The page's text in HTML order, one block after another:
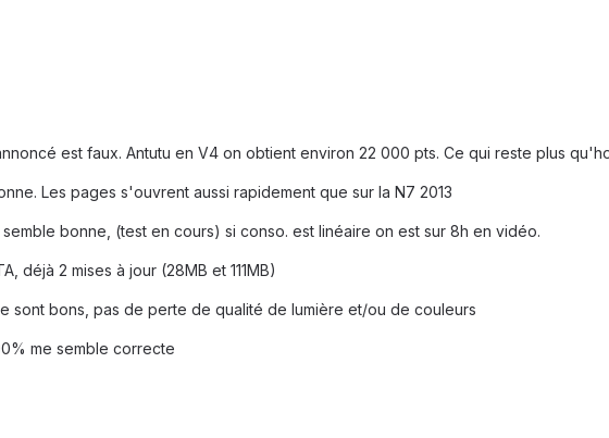
est faux. Antutu en V4 on obtient environ 22 000 pts. Ce qui reste plus
Les pages s'ouvrent aussi rapidement que sur la N7 2013
bonne, (test en cours) si conso. est linéaire on est sur 8h en vidéo.
déjà 2 mises à jour (28MB et 111MB)
sont bons, pas de perte de qualité de lumière et/ou de couleurs
me semble correcte